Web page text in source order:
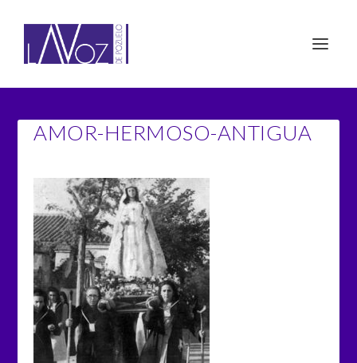
AMOR-HERMOSO-ANTIGUA